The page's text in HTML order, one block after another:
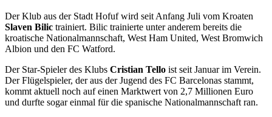
Der Klub aus der Stadt Hofuf wird seit Anfang Juli vom Kroaten
Slaven Bilic trainiert. Bilic trainierte unter anderem bereits die
kroatische Nationalmannschaft, West Ham United, West Bromwich
Albion und den FC Watford.
Der Star-Spieler des Klubs Cristian Tello ist seit Januar im Verein.
Der Flügelspieler, der aus der Jugend des FC Barcelonas stammt,
kommt aktuell noch auf einen Marktwert von 2,7 Millionen Euro
und durfte sogar einmal für die spanische Nationalmannschaft ran.